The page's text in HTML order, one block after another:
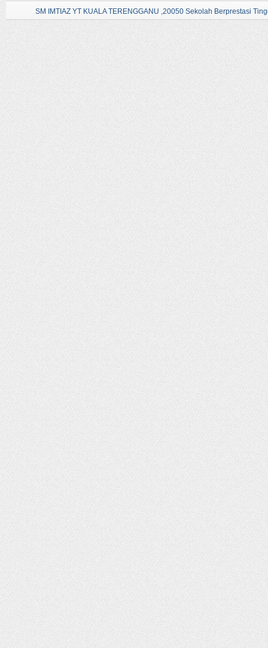
SM IMTIAZ YT KUALA TERENGGANU ,20050 Sekolah Berprestasi